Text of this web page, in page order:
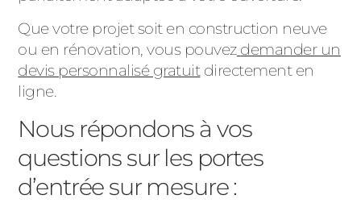
Que votre projet soit en construction neuve
ou en rénovation, vous pouvez demander un
devis personnalisé gratuitdirectement en
ligne.
Nous répondons à vos
questions sur les portes
d’entrée sur mesure :